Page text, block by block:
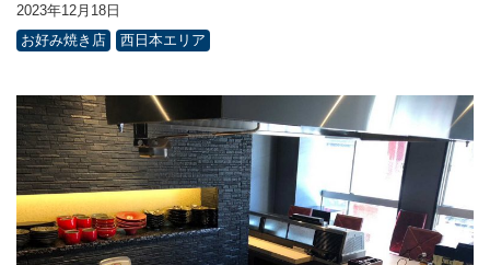
2023年12月18日
お好み焼き店
西日本エリア